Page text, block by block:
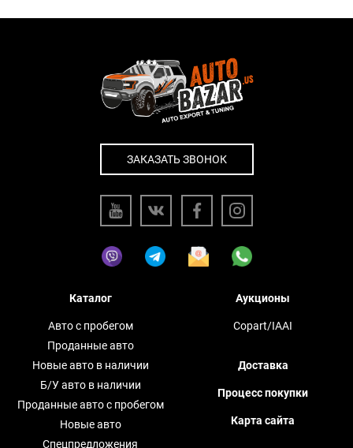
ЗАКАЗАТЬ ЗВОНОК
Каталог
Авто с пробегом
Проданные авто
Новые авто в наличии
Б/У авто в наличии
Проданные авто с пробегом
Новые авто
Спецпредложения
Аукционы
Copart/IAAI
Доставка
Процесс покупки
Карта сайта